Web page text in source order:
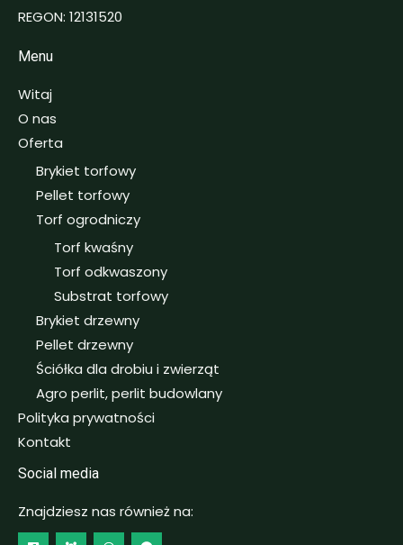
REGON: 12131520
Menu
Witaj
O nas
Oferta
Brykiet torfowy
Pellet torfowy
Torf ogrodniczy
Torf kwaśny
Torf odkwaszony
Substrat torfowy
Brykiet drzewny
Pellet drzewny
Ściółka dla drobiu i zwierząt
Agro perlit, perlit budowlany
Polityka prywatności
Kontakt
Social media
Znajdziesz nas również na: